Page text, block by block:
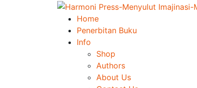
Home
Penerbitan Buku
Info
Shop
Authors
About Us